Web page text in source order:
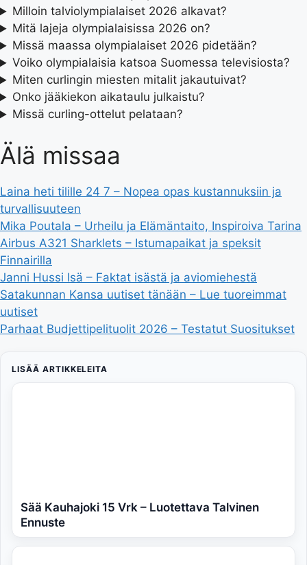
Milloin talviolympialaiset 2026 alkavat?
Mitä lajeja olympialaisissa 2026 on?
Missä maassa olympialaiset 2026 pidetään?
Voiko olympialaisia katsoa Suomessa televisiosta?
Miten curlingin miesten mitalit jakautuivat?
Onko jääkiekon aikataulu julkaistu?
Missä curling-ottelut pelataan?
Älä missaa
Laina heti tilille 24 7 – Nopea opas kustannuksiin ja
turvallisuuteen
Mika Poutala – Urheilu ja Elämäntaito, Inspiroiva Tarina
Airbus A321 Sharklets – Istumapaikat ja speksit
Finnairilla
Janni Hussi Isä – Faktat isästä ja aviomiehestä
Satakunnan Kansa uutiset tänään – Lue tuoreimmat
uutiset
Parhaat Budjettipelituolit 2026 – Testatut Suositukset
LISÄÄ ARTIKKELEITA
Sää Kauhajoki 15 Vrk – Luotettava Talvinen
Ennuste